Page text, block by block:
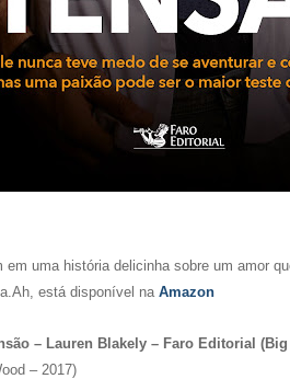
em uma história delicinha sobre um amor
Ah, está disponível na Amazon
– Lauren Blakely – Faro Editorial (Big
– 2017)